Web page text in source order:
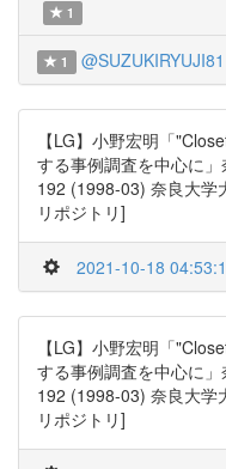
1
1 @SUZUKIRYUJI81
【LG】小野宏明「
する事例調査を中心に
192 (1998-03) 奈良大学
リポジトリ]
2021-10-18
【LG】小野宏明「
する事例調査を中心に
192 (1998-03) 奈良大学
リポジトリ]